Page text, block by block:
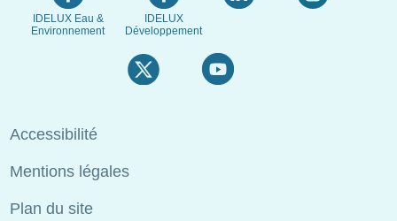
IDELUX Eau &
Environnement
IDELUX
Développement
Menu
Pied
de
page
Accessibilité
Mentions légales
Plan du site